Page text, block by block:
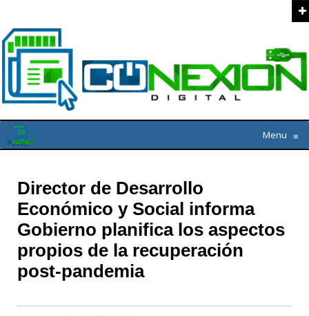
Menu ≡
Director de Desarrollo
Económico y Social informa
Gobierno planifica los aspectos
propios de la recuperación
post-pandemia